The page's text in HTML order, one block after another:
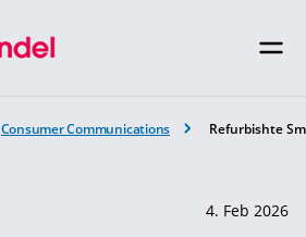
Consumer Communications Refurbishte
4. Feb 2026